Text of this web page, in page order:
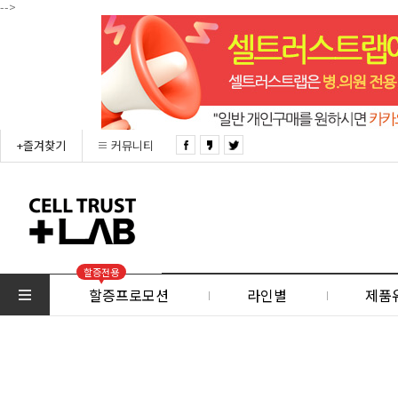
-->
+즐겨찾기 커뮤니티
할증전용
할증프로모션 라인별 제품